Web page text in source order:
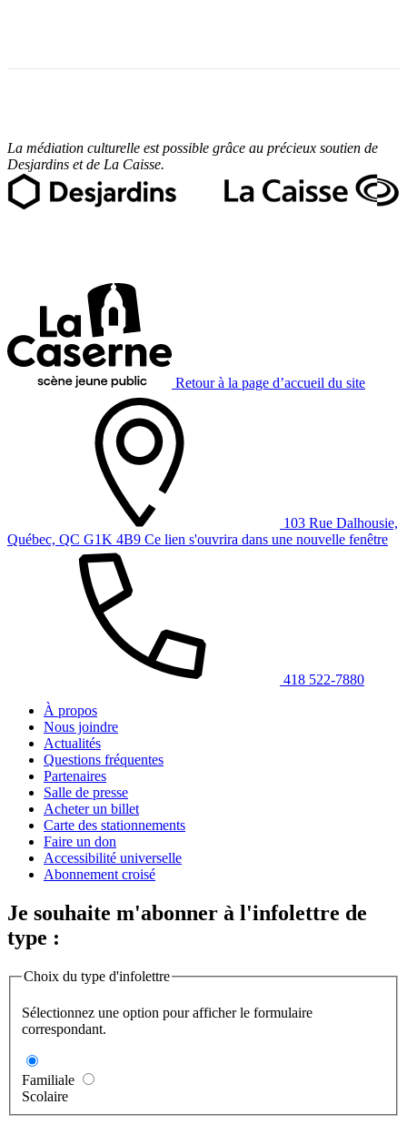
La médiation culturelle est possible grâce au précieux soutien de
Desjardins et de La Caisse.
Retour à la page d’accueil du site
103 Rue Dalhousie,
Québec, QC G1K 4B9 Ce lien s'ouvrira dans une nouvelle fenêtre
418 522-7880
À propos
Nous joindre
Actualités
Questions fréquentes
Partenaires
Salle de presse
Acheter un billet
Carte des stationnements
Faire un don
Accessibilité universelle
Abonnement croisé
Je souhaite m'abonner à l'infolettre de
type :
Choix du type d'infolettre
Sélectionnez une option pour afficher le formulaire
correspondant.
Familiale
Scolaire